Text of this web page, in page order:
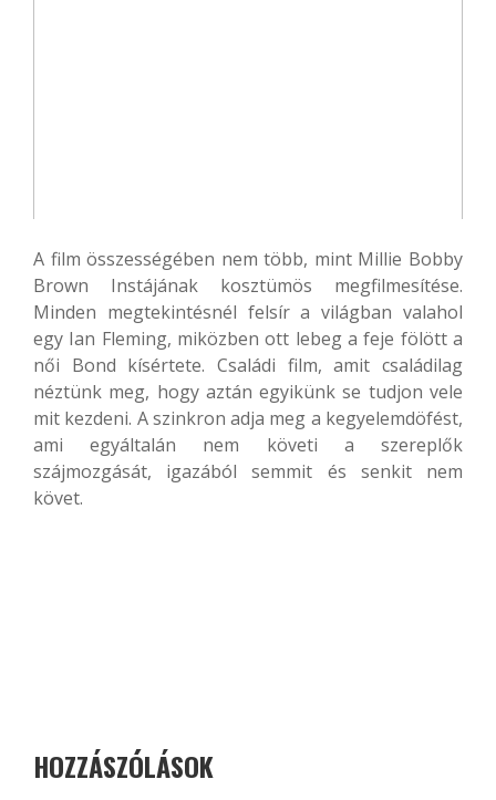
A film összességében nem több, mint Millie Bobby
Brown Instájának kosztümös megfilmesítése.
Minden megtekintésnél felsír a világban valahol
egy Ian Fleming, miközben ott lebeg a feje fölött a
női Bond kísértete. Családi film, amit családilag
néztünk meg, hogy aztán egyikünk se tudjon vele
mit kezdeni. A szinkron adja meg a kegyelemdöfést,
ami egyáltalán nem követi a szereplők
szájmozgását, igazából semmit és senkit nem
követ.
HOZZÁSZÓLÁSOK